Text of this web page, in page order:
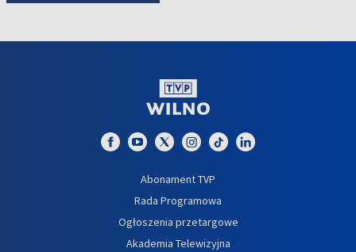
Abonament TVP
Rada Programowa
Ogłoszenia przetargowe
Akademia Telewizyjna